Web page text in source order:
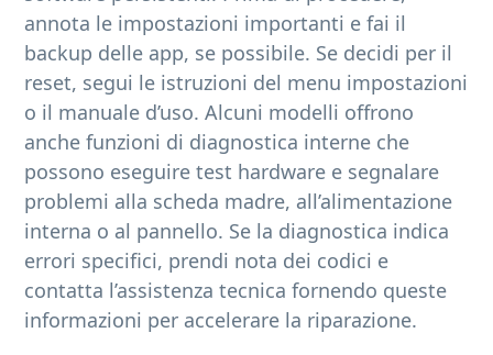
annota le impostazioni importanti e fai il
backup delle app, se possibile. Se decidi per il
reset, segui le istruzioni del menu impostazioni
o il manuale d’uso. Alcuni modelli offrono
anche funzioni di diagnostica interne che
possono eseguire test hardware e segnalare
problemi alla scheda madre, all’alimentazione
interna o al pannello. Se la diagnostica indica
errori specifici, prendi nota dei codici e
contatta l’assistenza tecnica fornendo queste
informazioni per accelerare la riparazione.